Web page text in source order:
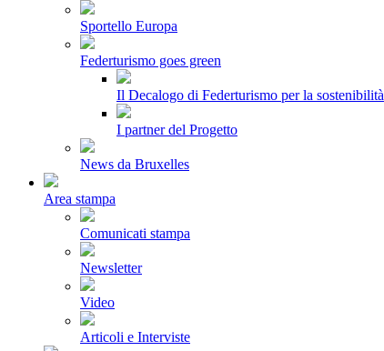
Sportello Europa
Federturismo goes green
Il Decalogo di Federturismo per la sostenibilità
I partner del Progetto
News da Bruxelles
Area stampa
Comunicati stampa
Newsletter
Video
Articoli e Interviste